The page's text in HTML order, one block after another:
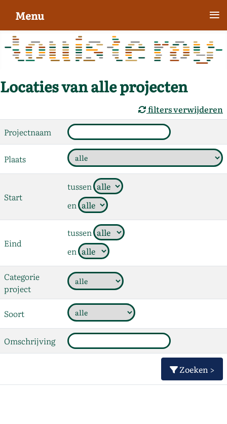
Locaties van alle projecten
filters verwijderen
Zoeken >
Projectnaam
Plaats
Start
tussen
en
Eind
tussen
en
Categorie
project
Soort
Omschrijving
Menu ≡